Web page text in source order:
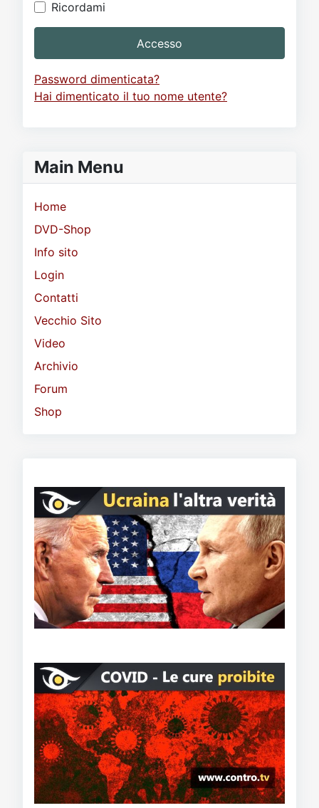
Ricordami
Accesso
Password dimenticata?
Hai dimenticato il tuo nome utente?
Main Menu
Home
DVD-Shop
Info sito
Login
Contatti
Vecchio Sito
Video
Archivio
Forum
Shop